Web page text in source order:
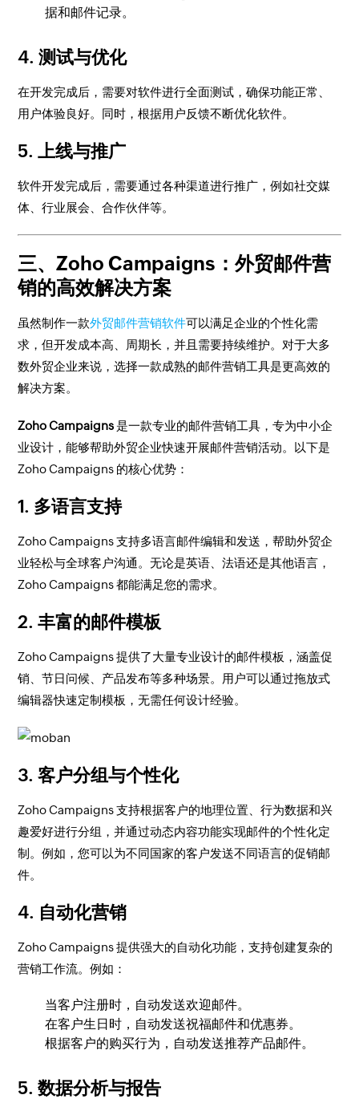
据和邮件记录。
4.测试与优化
在开发完成后，需要对软件进行全面测试，确保功能正常、
用户体验良好。同时，根据用户反馈不断优化软件。
5.上线与推广
软件开发完成后，需要通过各种渠道进行推广，例如社交媒
体、行业展会、合作伙伴等。
三、Zoho Campaigns：外贸邮件营
销的高效解决方案
虽然制作一款外贸邮件营销软件可以满足企业的个性化需
求，但开发成本高、周期长，并且需要持续维护。对于大多
数外贸企业来说，选择一款成熟的邮件营销工具是更高效的
解决方案。
Zoho Campaigns是一款专业的邮件营销工具，专为中小企
业设计，能够帮助外贸企业快速开展邮件营销活动。以下是
Zoho Campaigns 的核心优势：
1. 多语言支持
Zoho Campaigns 支持多语言邮件编辑和发送，帮助外贸企
业轻松与全球客户沟通。无论是英语、法语还是其他语言，
Zoho Campaigns 都能满足您的需求。
2.丰富的邮件模板
Zoho Campaigns 提供了大量专业设计的邮件模板，涵盖促
销、节日问候、产品发布等多种场景。用户可以通过拖放式
编辑器快速定制模板，无需任何设计经验。
3.客户分组与个性化
Zoho Campaigns 支持根据客户的地理位置、行为数据和兴
趣爱好进行分组，并通过动态内容功能实现邮件的个性化定
制。例如，您可以为不同国家的客户发送不同语言的促销邮
件。
4. 自动化营销
Zoho Campaigns 提供强大的自动化功能，支持创建复杂的
营销工作流。例如：
当客户注册时，自动发送欢迎邮件。
在客户生日时，自动发送祝福邮件和优惠券。
根据客户的购买行为，自动发送推荐产品邮件。
5.数据分析与报告